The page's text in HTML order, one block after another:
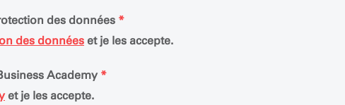
des données *
des données et je les accepte.
Academy *
et je les accepte.